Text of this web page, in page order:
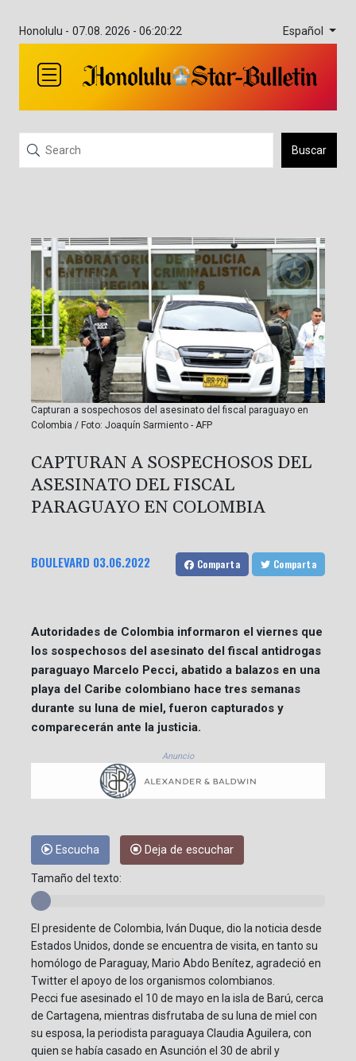
Honolulu - 07.08. 2026 - 06:20:22 Español
Buscar
Capturan a sospechosos del asesinato del fiscal paraguayo en
Colombia / Foto: Joaquín Sarmiento - AFP
CAPTURAN A SOSPECHOSOS DEL
ASESINATO DEL FISCAL
PARAGUAYO EN COLOMBIA
BOULEVARD 03.06.2022 Comparta Comparta
Autoridades de Colombia informaron el viernes que
los sospechosos del asesinato del fiscal antidrogas
paraguayo Marcelo Pecci, abatido a balazos en una
playa del Caribe colombiano hace tres semanas
durante su luna de miel, fueron capturados y
comparecerán ante la justicia.
Anuncio
Escucha Deja de escuchar
Tamaño del texto:
El presidente de Colombia, Iván Duque, dio la noticia desde
Estados Unidos, donde se encuentra de visita, en tanto su
homólogo de Paraguay, Mario Abdo Benítez, agradeció en
Twitter el apoyo de los organismos colombianos.
Pecci fue asesinado el 10 de mayo en la isla de Barú, cerca
de Cartagena, mientras disfrutaba de su luna de miel con
su esposa, la periodista paraguaya Claudia Aguilera, con
quien se había casado en Asunción el 30 de abril y